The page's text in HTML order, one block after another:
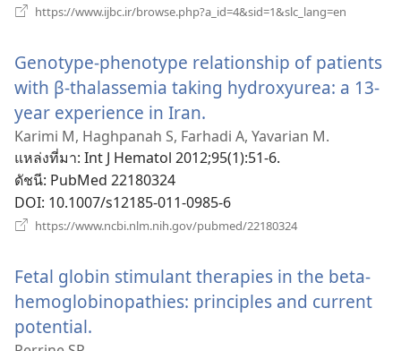
https://www.ijbc.ir/browse.php?a_id=4&sid=1&slc_lang=en
Genotype-phenotype relationship of patients
with β-thalassemia taking hydroxyurea: a 13-
year experience in Iran.
หน้าต่าง
ใหม่)
Karimi M, Haghpanah S, Farhadi A, Yavarian M.
แหล่งที่มา‎: Int J Hematol 2012;95(1):51-6.
ดัชนี‎: PubMed 22180324
DOI‎: 10.1007/s12185-011-0985-6
https://www.ncbi.nlm.nih.gov/pubmed/22180324
Fetal globin stimulant therapies in the beta-
hemoglobinopathies: principles and current
potential.